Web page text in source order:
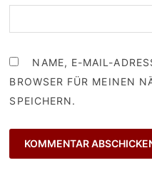
NAME, E-MAIL-
BROWSER FÜR MEINEN
SPEICHERN.